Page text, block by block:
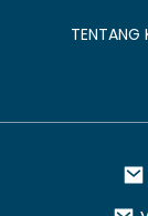
TENTANG